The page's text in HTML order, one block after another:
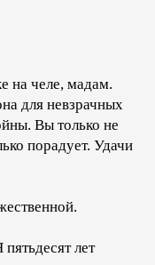
на челе, мадам.
для невзрачных
Вы только не
порадует. Удачи
лет